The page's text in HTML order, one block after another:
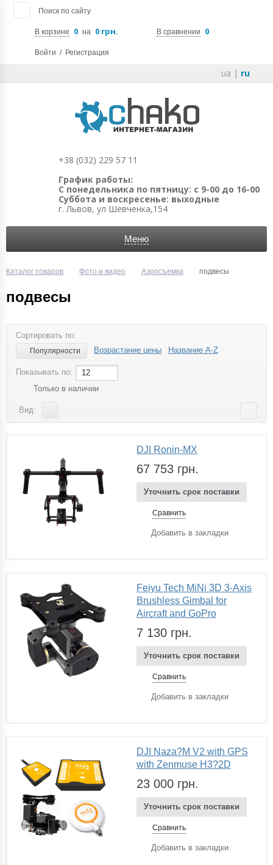
Поиск по сайту
В корзине 0 на 0 грн. В сравнении 0
Войти / Регистрация
ua | ru
+38 (032) 229 57 11
График работы:
С понедельника по пятницу: с 9-00 до 16-00
Суббота и воскресенье: выходные
г. Львов, ул Шевченка,154
Меню
Каталог товаров Фото и видео Аэросъемка подвесы
подвесы
Сортировать по:
Популярности Возрастание цены Название A-Z
Показывать по:
12
Только в наличии
Вид:
DJI Ronin-MX
67 753 грн.
Уточнить срок поставки
Сравнить
Добавить в закладки
Feiyu Tech MiNi 3D 3-Axis
Brushless Gimbal for
Aircraft and GoPro
7 130 грн.
Уточнить срок поставки
Сравнить
Добавить в закладки
DJI Naza?M V2 with GPS
with Zenmuse H3?2D
23 000 грн.
Уточнить срок поставки
Сравнить
Добавить в закладки